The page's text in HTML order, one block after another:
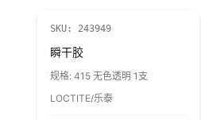
SKU: 243949
瞬干胶
规格: 415 无色透明 1支
LOCTITE/乐泰